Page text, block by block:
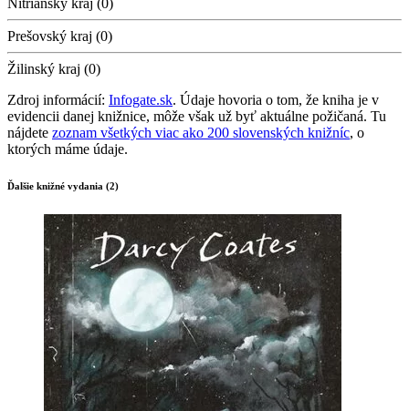
Nitriansky kraj (0)
Prešovský kraj (0)
Žilinský kraj (0)
Zdroj informácií: Infogate.sk. Údaje hovoria o tom, že kniha je v
evidencii danej knižnice, môže však už byť aktuálne požičaná. Tu
nájdete zoznam všetkých viac ako 200 slovenských knižníc, o
ktorých máme údaje.
Ďalšie knižné vydania (2)